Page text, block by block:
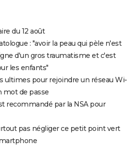
du 12 août
: "avoir la peau qui pèle n'est
d'un gros traumatisme et c'est
les enfants"
ultimes pour rejoindre un réseau Wi-
mot de passe
recommandé par la NSA pour
pas négliger ce petit point vert